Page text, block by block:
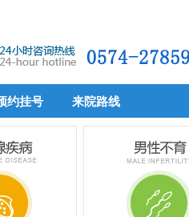
约挂号
预约挂号
来院路线